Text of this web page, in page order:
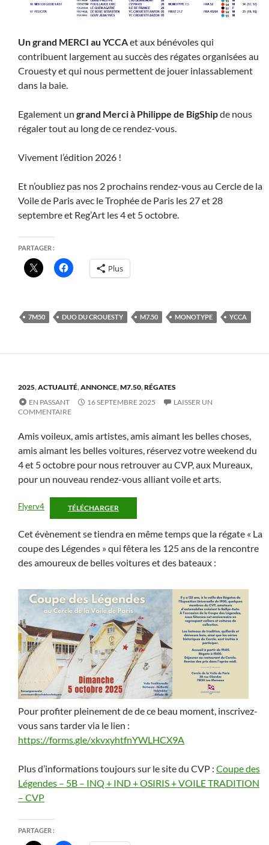
Un grand MERCI au YCCAet aux bénévoles qui
contribuent largement au succès des régates organisées au
Crouesty et qui nous permettent de jouer inlassablement
dans la baie.
Egalement un grand Merci à Philippe de BigShipde nous
régaler tout au long de ce rendez-vous.
Vivement l’édition 2026 !
Et n’oubliez pas nos 2 prochains rendez-vous au Cercle de la
Voile de Paris avec le Trophée de Paris les 27 et 28
septembre et Reg’Art les 4 et 5 octobre.
PARTAGER :
Plus
7M50 DUO DU CROUESTY M7.50 MONOTYPE YCCA
2025,ACTUALITÉ,ANNONCE,M7.50,RÉGATES
EN PASSANT
16 SEPTEMBRE 2025
LAISSER UN
COMMENTAIRE
Amis voileux, amis artistes, amis aimant les belles choses,
amis aimant les belles voitures, réservez votre weekend du
4 et 5 octobre pour nous retrouver au CVP, aux Mureaux,
pour un nouveau rendez-vous alliant voile et arts.
Flyerv4 TÉLÉCHARGER
Cet évènement se tiendra en même temps que la régate « La
coupe des Légendes » qui fêtera les 125 ans de la rencontre
des amoureux de belles voitures et des bateaux :
Pour profiter pleinement de de ce beau moment, inscrivez-
vous sans tarder via le lien :
https://forms.gle/xkvxyhtfnYWLHCX9A
Plus d’informations toujours sur le site du CVP : Coupe des
Légendes – 5B – INQ + IND + OSIRIS + VOILE TRADITION
– CVP
PARTAGER :